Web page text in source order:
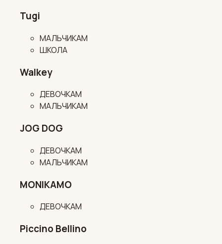
Tugi
МАЛЬЧИКАМ
ШКОЛА
Walkey
ДЕВОЧКАМ
МАЛЬЧИКАМ
JOG DOG
ДЕВОЧКАМ
МАЛЬЧИКАМ
MONIKAMO
ДЕВОЧКАМ
Piccino Bellino